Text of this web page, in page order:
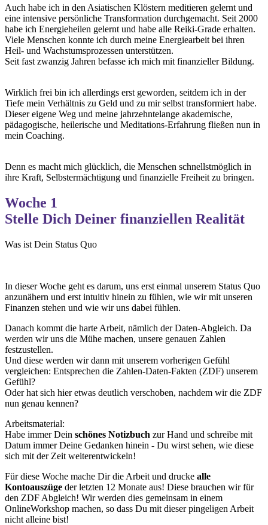
Auch habe ich in den Asiatischen Klöstern meditieren gelernt und
eine intensive persönliche Transformation durchgemacht. Seit 2000
habe ich Energieheilen gelernt und habe alle Reiki-Grade erhalten.
Viele Menschen konnte ich durch meine Energiearbeit bei ihren
Heil- und Wachstumsprozessen unterstützen.
Seit fast zwanzig Jahren befasse ich mich mit finanzieller Bildung.
Wirklich frei bin ich allerdings erst geworden, seitdem ich in der
Tiefe mein Verhältnis zu Geld und zu mir selbst transformiert habe.
Dieser eigene Weg und meine jahrzehntelange akademische,
pädagogische, heilerische und Meditations-Erfahrung fließen nun in
mein Coaching.
Denn es macht mich glücklich, die Menschen schnellstmöglich in
ihre Kraft, Selbstermächtigung und finanzielle Freiheit zu bringen.
Woche 1
Stelle Dich Deiner finanziellen Realität
Was ist Dein Status Quo
In dieser Woche geht es darum, uns erst einmal unserem Status Quo
anzunähern und erst intuitiv hinein zu fühlen, wie wir mit unseren
Finanzen stehen und wie wir uns dabei fühlen.
Danach kommt die harte Arbeit, nämlich der Daten-Abgleich. Da
werden wir uns die Mühe machen, unsere genauen Zahlen
festzustellen.
Und diese werden wir dann mit unserem vorherigen Gefühl
vergleichen: Entsprechen die Zahlen-Daten-Fakten (ZDF) unserem
Gefühl?
Oder hat sich hier etwas deutlich verschoben, nachdem wir die ZDF
nun genau kennen?
Arbeitsmaterial:
Habe immer Dein schönes Notizbuch zur Hand und schreibe mit
Datum immer Deine Gedanken hinein - Du wirst sehen, wie diese
sich mit der Zeit weiterentwickeln!
Für diese Woche mache Dir die Arbeit und drucke alle
Kontoauszüge der letzten 12 Monate aus! Diese brauchen wir für
den ZDF Abgleich! Wir werden dies gemeinsam in einem
OnlineWorkshop machen, so dass Du mit dieser pingeligen Arbeit
nicht alleine bist!